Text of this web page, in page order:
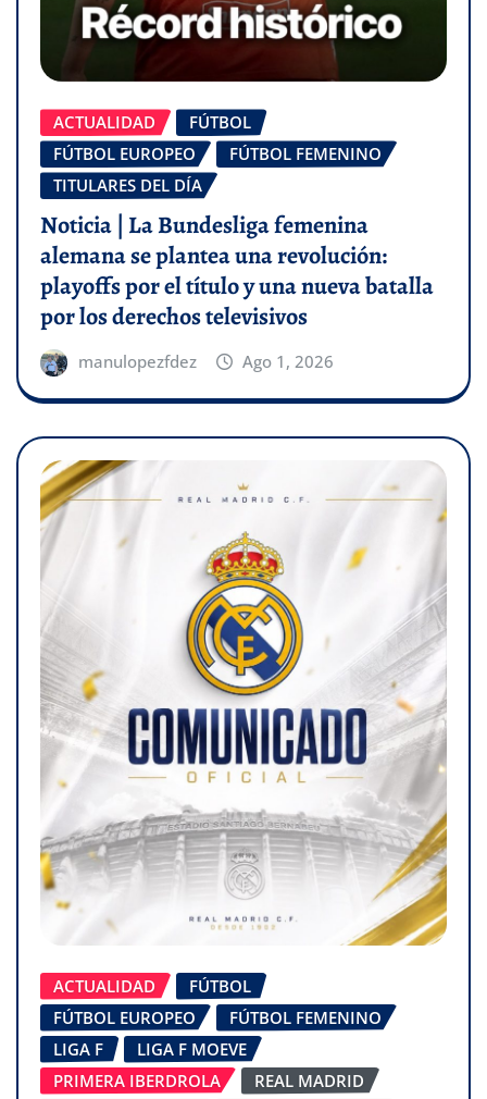
ACTUALIDAD
FÚTBOL
FÚTBOL EUROPEO
FÚTBOL FEMENINO
TITULARES DEL DÍA
Noticia | La Bundesliga femenina
alemana se plantea una revolución:
playoffs por el título y una nueva batalla
por los derechos televisivos
manulopezfdez Ago 1, 2026
ACTUALIDAD
FÚTBOL
FÚTBOL EUROPEO
FÚTBOL FEMENINO
LIGA F
LIGA F MOEVE
PRIMERA IBERDROLA
REAL MADRID